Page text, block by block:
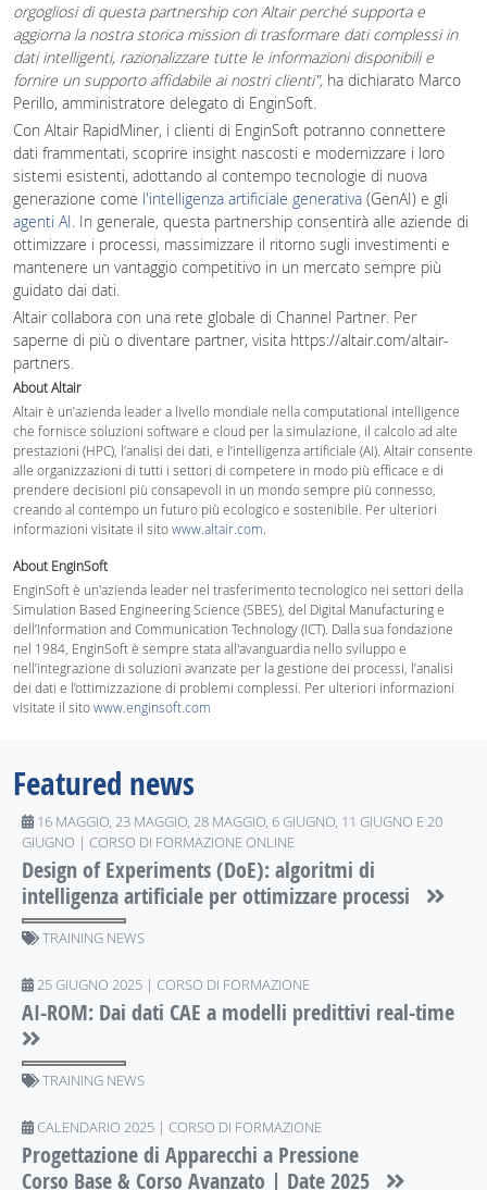
orgogliosi di questa partnership con Altair perché supporta e
aggiorna la nostra storica mission di trasformare dati complessi in
dati intelligenti, razionalizzare tutte le informazioni disponibili e
fornire un supporto affidabile ai nostri clienti", ha dichiarato Marco
Perillo, amministratore delegato di EnginSoft.
Con Altair RapidMiner, i clienti di EnginSoft potranno connettere
dati frammentati, scoprire insight nascosti e modernizzare i loro
sistemi esistenti, adottando al contempo tecnologie di nuova
generazione come l'intelligenza artificiale generativa (GenAI) e gli
agenti AI. In generale, questa partnership consentirà alle aziende di
ottimizzare i processi, massimizzare il ritorno sugli investimenti e
mantenere un vantaggio competitivo in un mercato sempre più
guidato dai dati.
Altair collabora con una rete globale di Channel Partner. Per
saperne di più o diventare partner, visita https://altair.com/altair-
partners.
About Altair
Altair è un’azienda leader a livello mondiale nella computational intelligence
che fornisce soluzioni software e cloud per la simulazione, il calcolo ad alte
prestazioni (HPC), l’analisi dei dati, e l’intelligenza artificiale (AI). Altair consente
alle organizzazioni di tutti i settori di competere in modo più efficace e di
prendere decisioni più consapevoli in un mondo sempre più connesso,
creando al contempo un futuro più ecologico e sostenibile. Per ulteriori
informazioni visitate il sitowww.altair.com.
About EnginSoft
EnginSoft è un'azienda leader nel trasferimento tecnologico nei settori della
Simulation Based Engineering Science (SBES), del Digital Manufacturing e
dell’Information and Communication Technology (ICT). Dalla sua fondazione
nel 1984, EnginSoft è sempre stata all'avanguardia nello sviluppo e
nell’integrazione di soluzioni avanzate per la gestione dei processi, l’analisi
dei dati e l’ottimizzazione di problemi complessi. Per ulteriori informazioni
visitate il sitowww.enginsoft.com
Featured news
16 MAGGIO, 23 MAGGIO, 28 MAGGIO, 6 GIUGNO, 11 GIUGNO E 20
GIUGNO | CORSO DI FORMAZIONE ONLINE
Design of Experiments (DoE): algoritmi di
intelligenza artificiale per ottimizzare processi
TRAINING NEWS
25 GIUGNO 2025 | CORSO DI FORMAZIONE
AI-ROM: Dai dati CAE a modelli predittivi real-time
TRAINING NEWS
CALENDARIO 2025 | CORSO DI FORMAZIONE
Progettazione di Apparecchi a Pressione
Corso Base & Corso Avanzato | Date 2025